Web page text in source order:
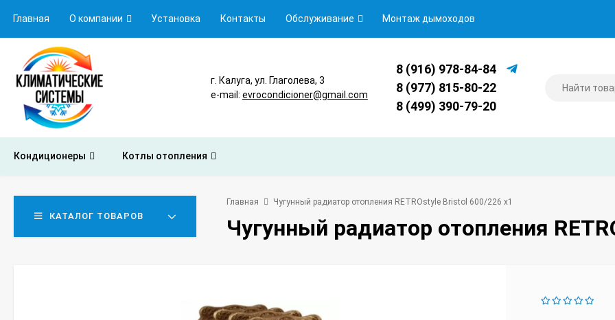
Главная О компании Установка Контакты Обслуживание Монтаж дымоходов
г. Калуга, ул. Глаголева, 3
e-mail: evrocondicioner@gmail.com
8 (916) 978-84-84
8 (977) 815-80-22
8 (499) 390-79-20
Кондиционеры Котлы отопления
КАТАЛОГ ТОВАРОВ
Главная Чугунный радиатор отопления RETROstyle Bristol 600/226 x1
Чугунный радиатор отопления